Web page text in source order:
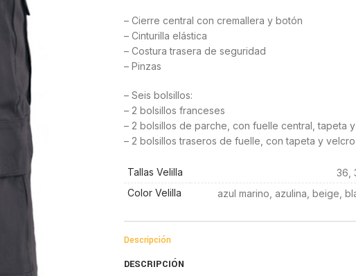
– Cierre central con cremallera y botón
– Cinturilla elástica
– Costura trasera de seguridad
– Pinzas
– Seis bolsillos:
– 2 bolsillos franceses
– 2 bolsillos de parche, con fuelle central, tapeta
– 2 bolsillos traseros de fuelle, con tapeta y velcro
Tallas Velilla
36,
Color Velilla
azul marino, azulina, beige,
Descripción
DESCRIPCIÓN